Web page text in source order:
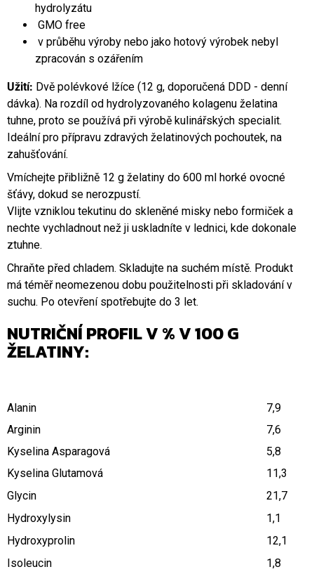
hydrolyzátu
GMO free
v průběhu výroby nebo jako hotový výrobek nebyl
zpracován s ozářením
Užití: Dvě polévkové lžíce (12 g, doporučená DDD - denní
dávka). Na rozdíl od hydrolyzovaného kolagenu želatina
tuhne, proto se používá při výrobě kulinářských specialit.
Ideální pro přípravu zdravých želatinových pochoutek, na
zahušťování.
Vmíchejte přibližně 12 g želatiny do 600 ml horké ovocné
šťávy, dokud se nerozpustí.
Vlijte vzniklou tekutinu do skleněné misky nebo formiček a
nechte vychladnout než ji uskladníte v lednici, kde dokonale
ztuhne.
Chraňte před chladem. Skladujte na suchém místě. Produkt
má téměř neomezenou dobu použitelnosti při skladování v
suchu. Po otevření spotřebujte do 3 let.
NUTRIČNÍ PROFIL V % V 100 G
ŽELATINY:
Alanin
7,9
Arginin
7,6
Kyselina Asparagová
5,8
Kyselina Glutamová
11,3
Glycin
21,7
Hydroxylysin
1,1
Hydroxyprolin
12,1
Isoleucin
1,8